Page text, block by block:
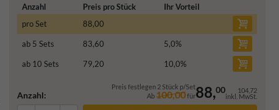
Anzahl Preis pro Stück
Ihr Vorteil
pro Set
88,00
ab 5 Sets 83,60 5,0%
ab 10 Sets 79,20 10,0%
Anzahl:
Preis festlegen 2 Stück p/Set
Ab100,00für88,00 104,72
inkl. MwSt.